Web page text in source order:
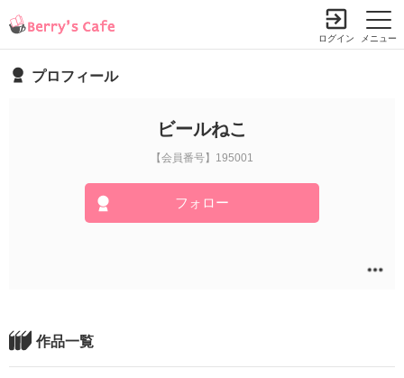
メニュー
ログイン
プロフィール
ビールねこ
【会員番号】195001
フォロー
作品一覧